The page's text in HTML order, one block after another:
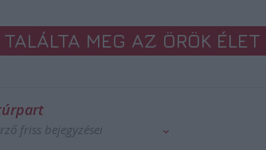
MEG AZ ÖRÖK
friss bejegyzései